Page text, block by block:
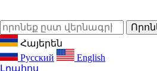
Հայերեն
Русский
English
Լրահոս